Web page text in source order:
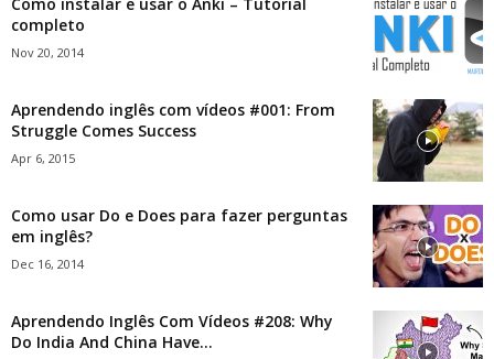
completo
Nov 20, 2014
Aprendendo inglês com vídeos #001: From
Struggle Comes Success
Apr 6, 2015
Como usar Do e Does para fazer perguntas
em inglês?
Dec 16, 2014
Aprendendo Inglês Com Vídeos #208: Why
Do India And China Have...